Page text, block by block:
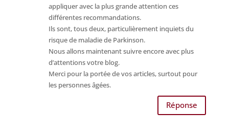
appliquer avec la plus grande attention ces
différentes recommandations.
Ils sont, tous deux, particulièrement inquiets du
risque de maladie de Parkinson.
Nous allons maintenant suivre encore avec plus
d’attentions votre blog.
Merci pour la portée de vos articles, surtout pour
les personnes âgées.
Réponse